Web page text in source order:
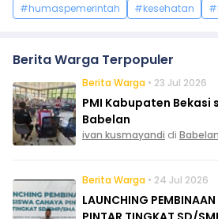
#humaspemerintah
#kesehatan
Berita Warga Terpopuler
Berita Warga • 23 Jul 2026
PMI Kabupaten Bekasi
Babelan
ivan kusmayandi di
Berita Warga • 24 Jul 2026
LAUNCHING